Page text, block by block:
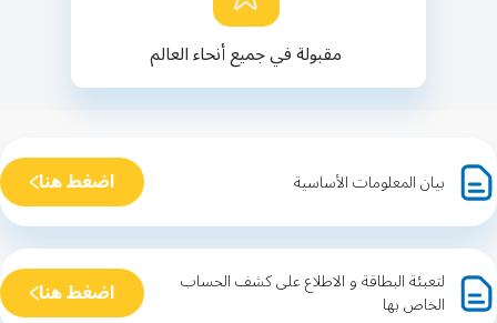
مقبولة في جميع أنحاء العالم
بيان المعلومات الأساسية اضغط هنا
لتعبئة البطاقة و الاطلاع على كشف الحساب
الخاص بها اضغط هنا